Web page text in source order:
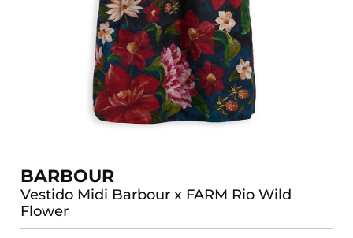
BARBOUR
Vestido Midi Barbour x FARM Rio Wild
Flower